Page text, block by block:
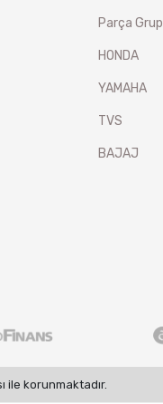
Parça
HONDA
YAMAHA
TVS
BAJAJ
ile korunmaktadır.